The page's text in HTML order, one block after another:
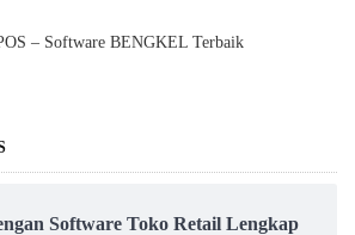
– Software BENGKEL Terbaik
Software Toko Retail Lengkap